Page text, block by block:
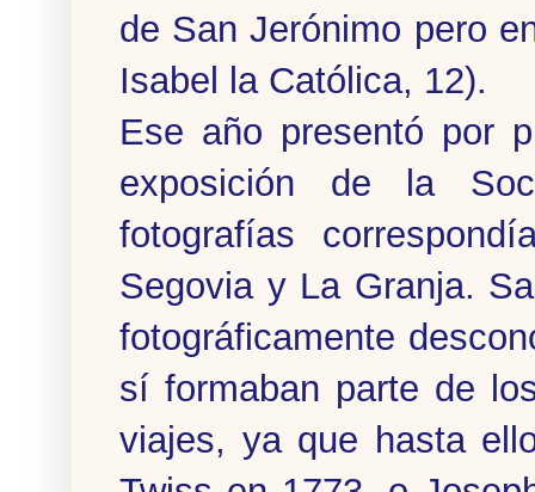
de San Jerónimo pero
Isabel la Católica, 12).
Ese año presentó por
exposición de la
fotografías
Segovia y La Granja.
fotográficamente
sí formaban parte de
viajes, ya que hasta